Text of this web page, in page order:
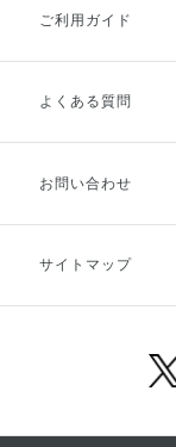
ご利用ガイド
ご利用ガイドトップ
お支払方法
キャンセル・返品・
よくある質問
お問い合わせ
サイトマップ